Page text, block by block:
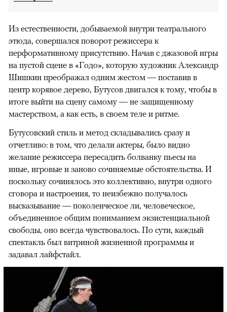
Из естественности, добываемой внутри театрального
этюда, совершался поворот режиссера к
перформативному присутствию. Начав с джазовой игры
на пустой сцене в «Годо», которую художник Александр
Шишкин преображал одним жестом — поставив в
центр корявое дерево, Бутусов двигался к тому, чтобы в
итоге выйти на сцену самому — не защищенному
мастерством, а как есть, в своем теле и ритме.
Бутусовский стиль и метод складывались сразу и
отчетливо: в том, что делали актеры, было видно
желание режиссера пересадить болванку пьесы на
иные, игровые и заново сочиняемые обстоятельства. И
поскольку сочинялось это коллективно, внутри одного
сговора и настроения, то неизбежно получалось
высказывание — поколенческое ли, человеческое,
объединенное общим пониманием экзистенциальной
свободы, оно всегда чувствовалось. По сути, каждый
спектакль был витриной жизненной программы и
задавал лайфстайл.